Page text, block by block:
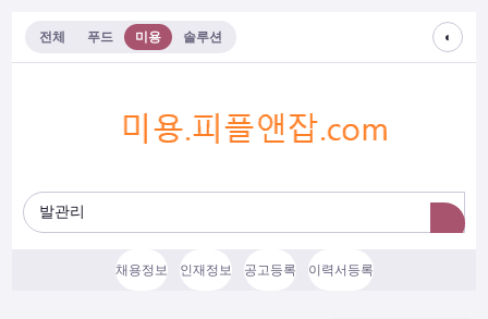
전체 푸드 미용 솔루션 ◐
채용정보 인재정보 공고등록 이력서등록